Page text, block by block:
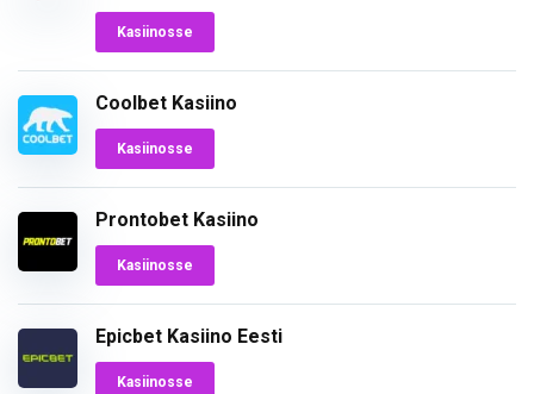
Kasiinosse
Coolbet Kasiino
Kasiinosse
Prontobet Kasiino
Kasiinosse
Epicbet Kasiino Eesti
Kasiinosse